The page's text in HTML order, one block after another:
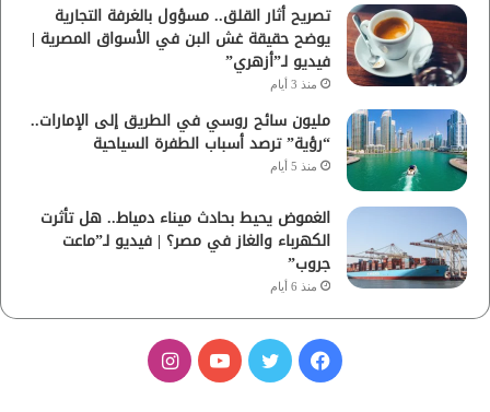
تصريح أثار القلق.. مسؤول بالغرفة التجارية
يوضح حقيقة غش البن في الأسواق المصرية |
فيديو لـ”أزهري”
منذ 3 أيام
مليون سائح روسي في الطريق إلى الإمارات..
“رؤية” ترصد أسباب الطفرة السياحية
منذ 5 أيام
الغموض يحيط بحادث ميناء دمياط.. هل تأثرت
الكهرباء والغاز في مصر؟ | فيديو لـ”ماعت
جروب”
منذ 6 أيام